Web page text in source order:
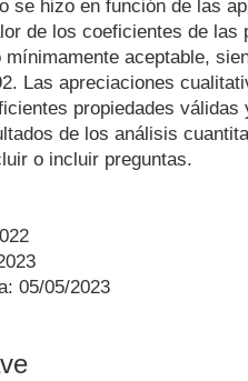
se hizo en función de las
de los coeficientes de las
aceptable,
Las apreciaciones
propiedades
de los análisis
o incluir preguntas.
05/05/2023